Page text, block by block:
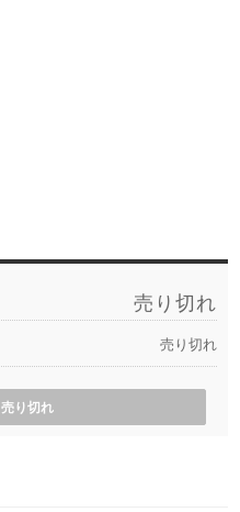
売り切れ
売り切れ
売り切れ